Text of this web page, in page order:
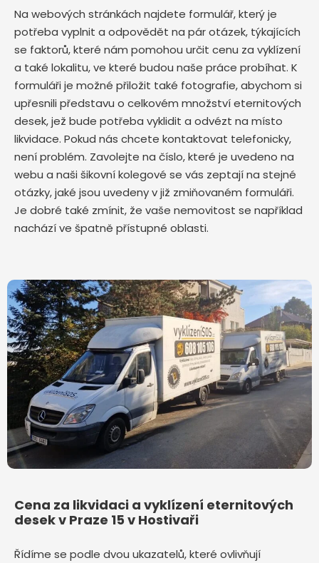
Na webových stránkách najdete formulář, který je
potřeba vyplnit a odpovědět na pár otázek, týkajících
se faktorů, které nám pomohou určit cenu za vyklízení
a také lokalitu, ve které budou naše práce probíhat. K
formuláři je možné přiložit také fotografie, abychom si
upřesnili představu o celkovém množství eternitových
desek, jež bude potřeba vyklidit a odvézt na místo
likvidace. Pokud nás chcete kontaktovat telefonicky,
není problém. Zavolejte na číslo, které je uvedeno na
webu a naši šikovní kolegové se vás zeptají na stejné
otázky, jaké jsou uvedeny v již zmiňovaném formuláři.
Je dobré také zmínit, že vaše nemovitost se například
nachází ve špatně přístupné oblasti.
Cena za likvidaci a vyklízení eternitových
desek v Praze 15 v Hostivaři
Řídíme se podle dvou ukazatelů, které ovlivňují